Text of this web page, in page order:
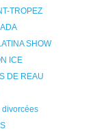
TROPEZ
SHOW
ICE
DE REAU
divorcées